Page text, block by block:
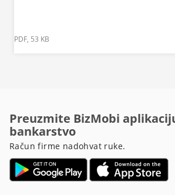
PDF, 53 KB
Preuzmite BizMobi
bankarstvo
Račun firme nadohvat ruke.